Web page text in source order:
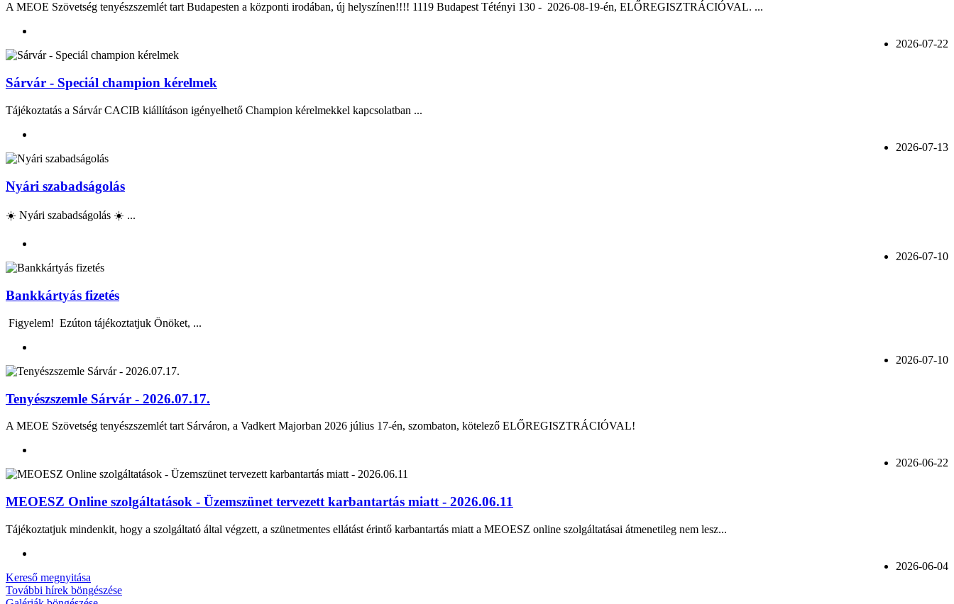
A MEOE Szövetség tenyészszemlét tart Budapesten a központi irodában, új helyszínen!!!! 1119 Budapest Tétényi 130 - 2026-08-19-én, ELŐREGISZTRÁCIÓVAL. ...
2026-07-22
Sárvár - Speciál champion kérelmek
Tájékoztatás a Sárvár CACIB kiállításon igényelhető Champion kérelmekkel kapcsolatban ...
2026-07-13
Nyári szabadságolás
☀️ Nyári szabadságolás ☀️ ...
2026-07-10
Bankkártyás fizetés
Figyelem! Ezúton tájékoztatjuk Önöket, ...
2026-07-10
Tenyészszemle Sárvár - 2026.07.17.
A MEOE Szövetség tenyészszemlét tart Sárváron, a Vadkert Majorban 2026 július 17-én, szombaton, kötelező ELŐREGISZTRÁCIÓVAL!
2026-06-22
MEOESZ Online szolgáltatások - Üzemszünet tervezett karbantartás miatt - 2026.06.11
Tájékoztatjuk mindenkit, hogy a szolgáltató által végzett, a szünetmentes ellátást érintő karbantartás miatt a MEOESZ online szolgáltatásai átmenetileg nem lesz...
2026-06-04
Kereső megnyitása
További hírek böngészése